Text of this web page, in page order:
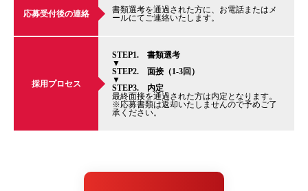
応募受付後の連絡
書類選考を通過された方に、お電話またはメ
ールにてご連絡いたします。
採用プロセス
STEP1. 書類選考
▼
STEP2. 面接（1-3回）
▼
STEP3. 内定
最終面接を通過された方は内定となります。
※応募書類は返却いたしませんので予めご了
承ください。